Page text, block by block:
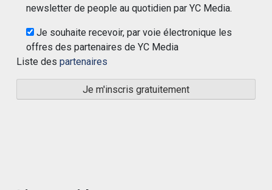
newsletter de people au quotidien par YC Media.
Je souhaite recevoir, par voie électronique les
offres des partenaires de YC Media
Liste des partenaires